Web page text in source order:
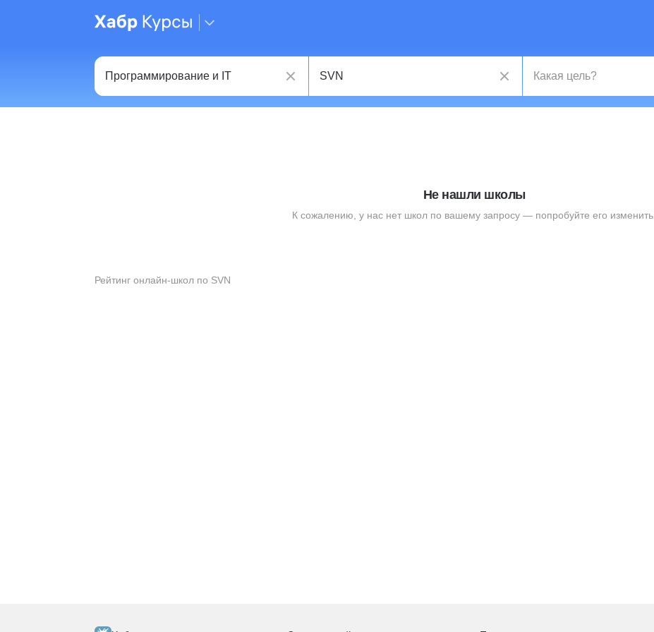
Рейтинг онлайн-школ по SVN
Не нашли школы
К сожалению, у нас нет школ по вашему запросу — попробуйте его изменить.